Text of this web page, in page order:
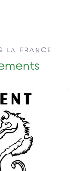
LA FRANCE